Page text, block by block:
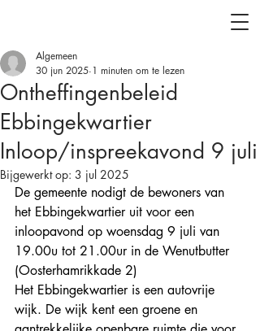
Ontheffingenbeleid
Ebbingekwartier
Inloop/inspreekavond 9 juli
Algemeen
30 jun 2025 1 minuten om te lezen
Bijgewerkt op: 3 jul 2025
De gemeente nodigt de bewoners van
het Ebbingekwartier uit voor een
inloopavond op woensdag 9 juli van
19.00u tot 21.00ur in de Wenutbutter
(Oosterhamrikkade 2)
Het Ebbingekwartier is een autovrije
wijk. De wijk kent een groene en